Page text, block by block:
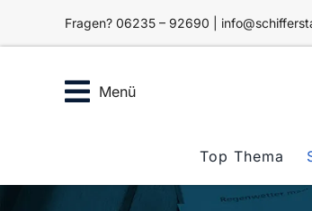
Fragen? 06235 – 92690 |
Menü
Top Thema